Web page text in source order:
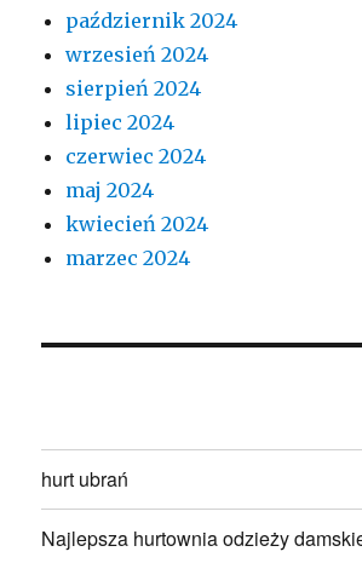
październik 2024
wrzesień 2024
sierpień 2024
lipiec 2024
czerwiec 2024
maj 2024
kwiecień 2024
marzec 2024
hurt ubrań
Najlepsza hurtownia odzieży